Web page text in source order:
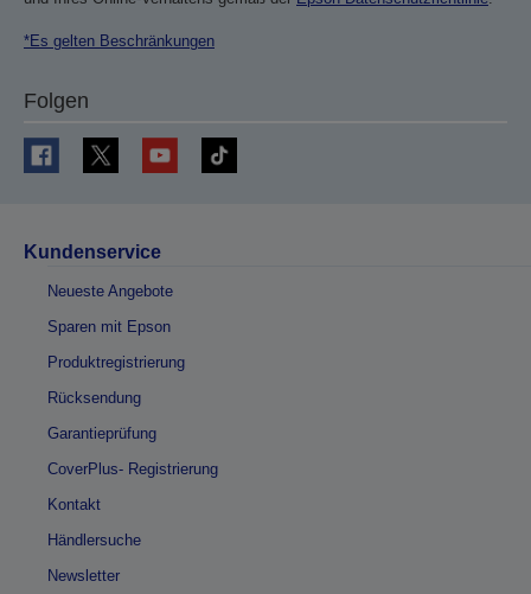
*Es gelten Beschränkungen
Folgen
Kundenservice
Neueste Angebote
Sparen mit Epson
Produktregistrierung
Rücksendung
Garantieprüfung
CoverPlus- Registrierung
Kontakt
Händlersuche
Newsletter